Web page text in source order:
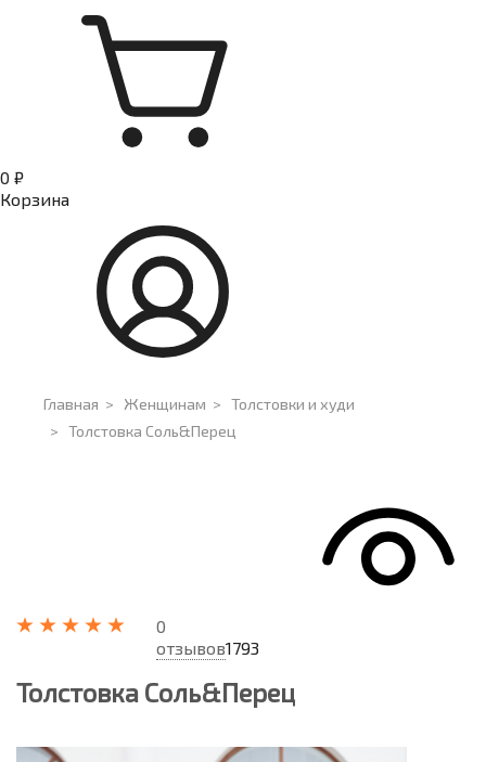
0 ₽
Корзина
Главная > Женщинам > Толстовки и худи
> Толстовка Соль&Перец
0
отзывов1793
Толстовка Соль&Перец